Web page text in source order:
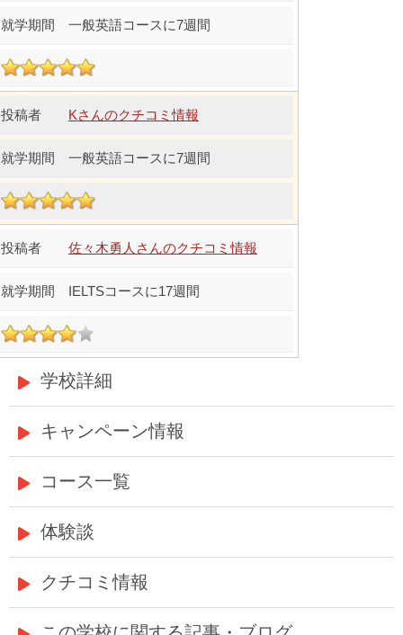
一般英語コースに7週間
Kさんのクチコミ情報
一般英語コースに7週間
佐々木勇人さんのクチコミ情報
IELTSコースに17週間
学校詳細
キャンペーン情報
コース一覧
体験談
クチコミ情報